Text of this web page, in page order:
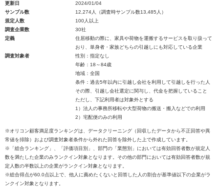
更新日
2024/01/04
サンプル数
12,274人（調査時サンプル数13,485人）
規定人数
100人以上
調査企業数
30社
定義
住居移動の際に、家具や荷物を運搬するサービスを取り扱って
おり、単身者・家族どちらの引越しにも対応している企業
調査対象者
性別：指定なし
年齢：18～84歳
地域：全国
条件：過去5年以内に引越し会社を利用して引越しを行った人
その際、引越し会社選定に関与し、代金を把握していること
ただし、下記利用者は対象外とする
1）法人の事務所移転や大型荷物の搬送・搬入などでの利用
2）宅配便のみの利用
※オリコン顧客満足度ランキングは、データクリーニング（回収したデータから不正回答や異
常値を排除）および調査対象者条件から外れた回答を除外した上で作成しています。
※「総合ランキング」、「評価項目別」、部門の「業態別」においては有効回答者数が規定人
数を満たした企業のみランクイン対象となります。その他の部門においては有効回答者数が規
定人数の半数以上の企業がランクイン対象となります。
※総合得点が60.0点以上で、他人に薦めたくないと回答した人の割合が基準値以下の企業がラ
ンクイン対象となります。